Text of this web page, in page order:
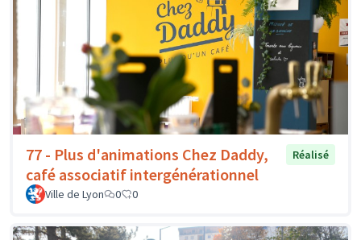
77 - Plus d'animations Chez Daddy,
café associatif intergénérationnel
Réalisé
Ville de Lyon 0 0